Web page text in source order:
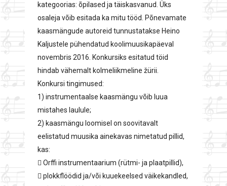
kategoorias: õpilased ja täiskasvanud. Üks
osaleja võib esitada ka mitu tööd. Põnevamate
kaasmängude autoreid tunnustatakse Heino
Kaljustele pühendatud koolimuusikapäeval
novembris 2016. Konkursiks esitatud töid
hindab vähemalt kolmeliikmeline žürii.
Konkursi tingimused:
1) instrumentaalse kaasmängu võib luua
mistahes laulule;
2) kaasmängu loomisel on soovitavalt
eelistatud muusika ainekavas nimetatud pillid,
kas:
 Orffi instrumentaarium (rütmi- ja plaatpillid),
 plokkflöödid ja/või kuuekeelsed väikekandled,